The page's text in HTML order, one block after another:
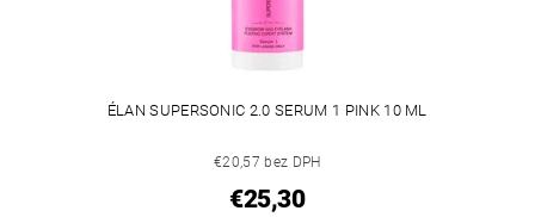
ÉLAN SUPERSONIC 2.0 SERUM 1 PINK 10 ML
€20,57 bez DPH
€25,30